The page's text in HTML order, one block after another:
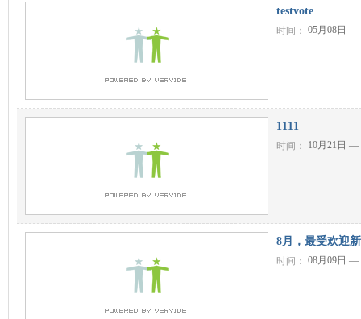
testvote
时间： 05月08日 —
1111
时间： 10月21日 —
8月，最受欢迎
时间： 08月09日 —